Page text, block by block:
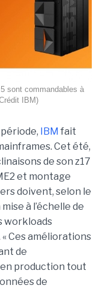
sont commandables à
IBM)
IBM fait
Cet été,
de son z17
et montage
doivent, selon le
à l’échelle de
workloads
Ces améliorations
de
production tout
de